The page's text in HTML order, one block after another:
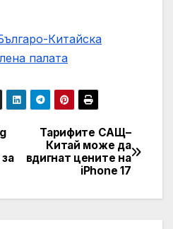
Китайска
палaта
Тарифите САЩ–
Китай може да
вдигнат цените на
iPhone 17